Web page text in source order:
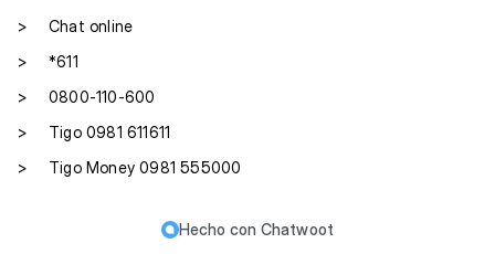
>
Chat online
>
*611
>
0800-110-600
>
Tigo 0981 611611
>
Tigo Money 0981 555000
Hecho con Chatwoot